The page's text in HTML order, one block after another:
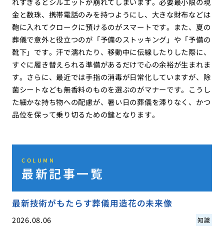
金と数珠、携帯電話のみを持つようにし、大きな財布などは
鞄に入れてクロークに預けるのがスマートです。また、夏の
葬儀で意外と役立つのが「予備のストッキング」や「予備の
靴下」です。汗で濡れたり、移動中に伝線したりした際に、
すぐに履き替えられる準備があるだけで心の余裕が生まれま
す。さらに、最近では手指の消毒が日常化していますが、除
菌シートなども無香料のものを選ぶのがマナーです。こうし
た細かな持ち物への配慮が、暑い日の葬儀を滞りなく、かつ
品位を保って乗り切るための鍵となります。
COLUMN
最新記事一覧
最新技術がもたらす葬儀用造花の未来像
2026.08.06 知識